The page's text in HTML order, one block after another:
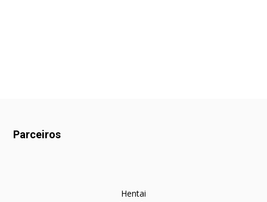
Parceiros
Hentai